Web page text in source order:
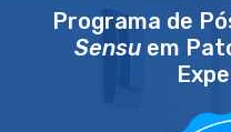
Programa de
Sensuem